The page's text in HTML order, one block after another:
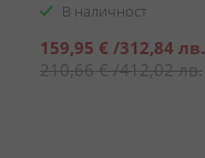
В наличност
Специална
цена
159,95 € /312,84 лв.
210,66 €/412,02 лв.